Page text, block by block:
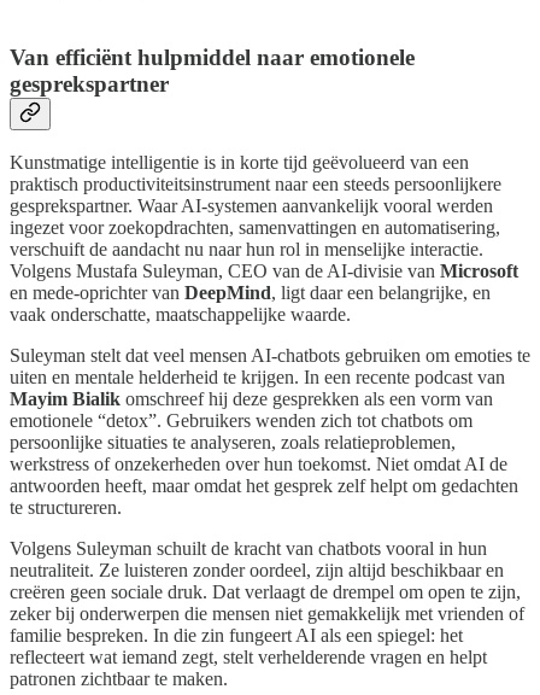
Van efficiënt hulpmiddel naar emotionele
gesprekspartner
Kunstmatige intelligentie is in korte tijd geëvolueerd van een
praktisch productiviteitsinstrument naar een steeds persoonlijkere
gesprekspartner. Waar AI-systemen aanvankelijk vooral werden
ingezet voor zoekopdrachten, samenvattingen en automatisering,
verschuift de aandacht nu naar hun rol in menselijke interactie.
Volgens Mustafa Suleyman, CEO van de AI-divisie van Microsoft
en mede-oprichter van DeepMind, ligt daar een belangrijke, en
vaak onderschatte, maatschappelijke waarde.
Suleyman stelt dat veel mensen AI-chatbots gebruiken om emoties te
uiten en mentale helderheid te krijgen. In een recente podcast van
Mayim Bialik omschreef hij deze gesprekken als een vorm van
emotionele “detox”. Gebruikers wenden zich tot chatbots om
persoonlijke situaties te analyseren, zoals relatieproblemen,
werkstress of onzekerheden over hun toekomst. Niet omdat AI de
antwoorden heeft, maar omdat het gesprek zelf helpt om gedachten
te structureren.
Volgens Suleyman schuilt de kracht van chatbots vooral in hun
neutraliteit. Ze luisteren zonder oordeel, zijn altijd beschikbaar en
creëren geen sociale druk. Dat verlaagt de drempel om open te zijn,
zeker bij onderwerpen die mensen niet gemakkelijk met vrienden of
familie bespreken. In die zin fungeert AI als een spiegel: het
reflecteert wat iemand zegt, stelt verhelderende vragen en helpt
patronen zichtbaar te maken.